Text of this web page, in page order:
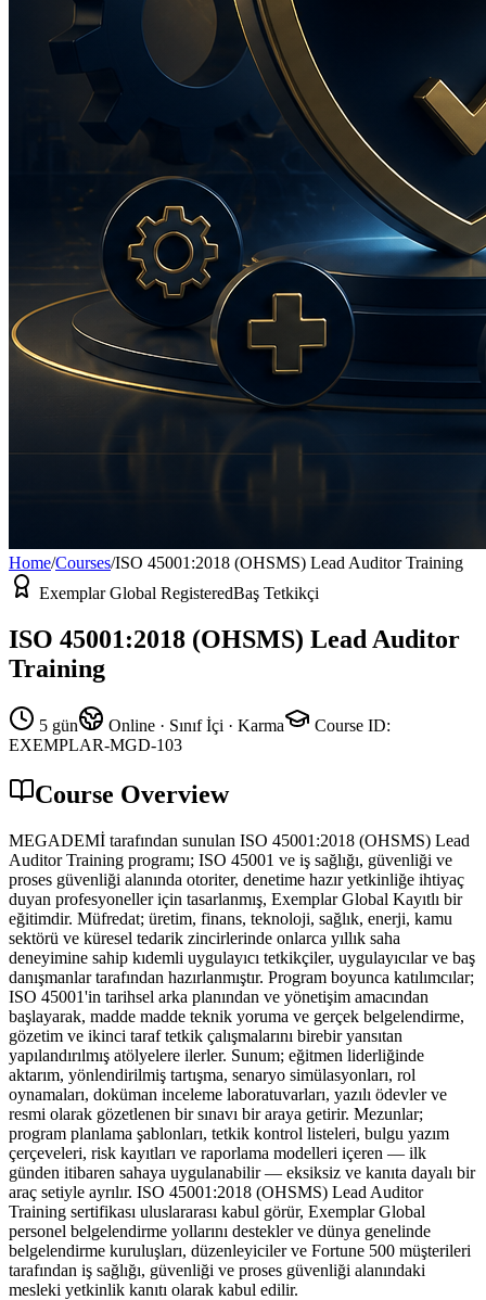
Home/Courses/ISO 45001:2018 (OHSMS) Lead Auditor Training
Exemplar Global RegisteredBaş Tetkikçi
ISO 45001:2018 (OHSMS) Lead Auditor
Training
5 gün Online · Sınıf İçi · Karma Course ID:
EXEMPLAR-MGD-103
Course Overview
MEGADEMİ tarafından sunulan ISO 45001:2018 (OHSMS) Lead
Auditor Training programı; ISO 45001 ve iş sağlığı, güvenliği ve
proses güvenliği alanında otoriter, denetime hazır yetkinliğe ihtiyaç
duyan profesyoneller için tasarlanmış, Exemplar Global Kayıtlı bir
eğitimdir. Müfredat; üretim, finans, teknoloji, sağlık, enerji, kamu
sektörü ve küresel tedarik zincirlerinde onlarca yıllık saha
deneyimine sahip kıdemli uygulayıcı tetkikçiler, uygulayıcılar ve baş
danışmanlar tarafından hazırlanmıştır. Program boyunca katılımcılar;
ISO 45001'in tarihsel arka planından ve yönetişim amacından
başlayarak, madde madde teknik yoruma ve gerçek belgelendirme,
gözetim ve ikinci taraf tetkik çalışmalarını birebir yansıtan
yapılandırılmış atölyelere ilerler. Sunum; eğitmen liderliğinde
aktarım, yönlendirilmiş tartışma, senaryo simülasyonları, rol
oynamaları, doküman inceleme laboratuvarları, yazılı ödevler ve
resmi olarak gözetlenen bir sınavı bir araya getirir. Mezunlar;
program planlama şablonları, tetkik kontrol listeleri, bulgu yazım
çerçeveleri, risk kayıtları ve raporlama modelleri içeren — ilk
günden itibaren sahaya uygulanabilir — eksiksiz ve kanıta dayalı bir
araç setiyle ayrılır. ISO 45001:2018 (OHSMS) Lead Auditor
Training sertifikası uluslararası kabul görür, Exemplar Global
personel belgelendirme yollarını destekler ve dünya genelinde
belgelendirme kuruluşları, düzenleyiciler ve Fortune 500 müşterileri
tarafından iş sağlığı, güvenliği ve proses güvenliği alanındaki
mesleki yetkinlik kanıtı olarak kabul edilir.